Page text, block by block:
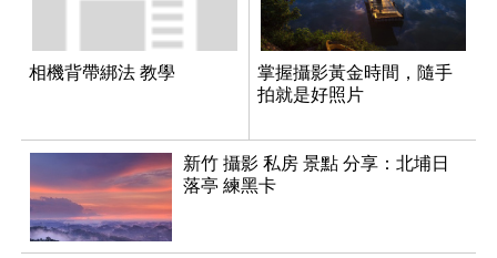
相機背帶綁法 教學
掌握攝影黃金時間，隨手
拍就是好照片
新竹 攝影 私房 景點 分享：北埔日
落亭 練黑卡